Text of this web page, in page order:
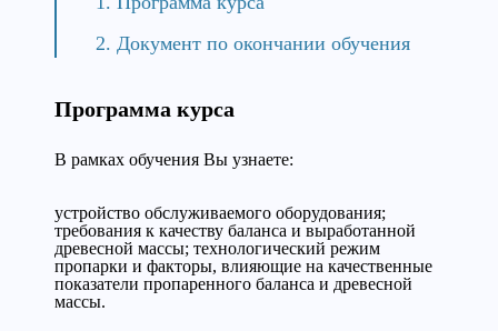
Документ по окончании обучения
Программа курса
В рамках обучения Вы узнаете:
устройство обслуживаемого оборудования;
требования к качеству баланса и выработанной
древесной массы; технологический режим
пропарки и факторы, влияющие на качественные
показатели пропаренного баланса и древесной
массы.